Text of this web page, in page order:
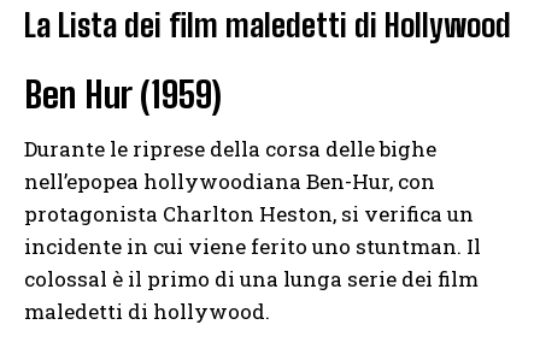
La Lista dei film maledetti di Hollywood
Ben Hur (1959)
Durante le riprese della corsa delle bighe
nell’epopea hollywoodiana Ben-Hur, con
protagonista Charlton Heston, si verifica un
incidente in cui viene ferito uno stuntman. Il
colossal è il primo di una lunga serie dei film
maledetti di hollywood.